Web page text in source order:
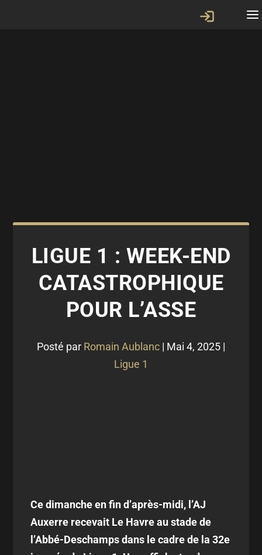
LIGUE 1 : WEEK-END
CATASTROPHIQUE
POUR L’ASSE
Posté par Romain Aublanc | Mai 4, 2025 |
Ligue 1
Ce dimanche en fin d’après-midi, l’AJ
Auxerre recevait Le Havre au stade de
l’Abbé-Deschamps dans le cadre de la 32e